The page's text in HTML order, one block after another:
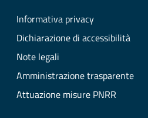
Informativa privacy
Dichiarazione di accessibilità
Note legali
Amministrazione trasparente
Attuazione misure PNRR